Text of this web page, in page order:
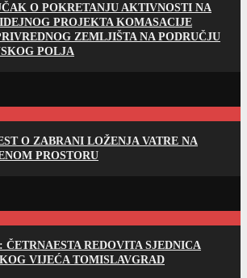
O POKRETANJU AKTIVNOSTI NA
PROJEKTA KOMASACIJE
ZEMLJIŠTA NA PODRUČJU
POLJA
O ZABRANI LOŽENJA VATRE NA
PROSTORU
ČETRNAESTA REDOVITA SJEDNICA
VIJEĆA TOMISLAVGRAD